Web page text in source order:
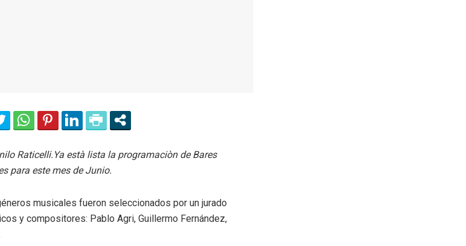
Raticelli.Ya està lista la programaciòn de Bares
para este mes de Junio.
musicales fueron seleccionados por un jurado
y compositores: Pablo Agri, Guillermo Fernández,